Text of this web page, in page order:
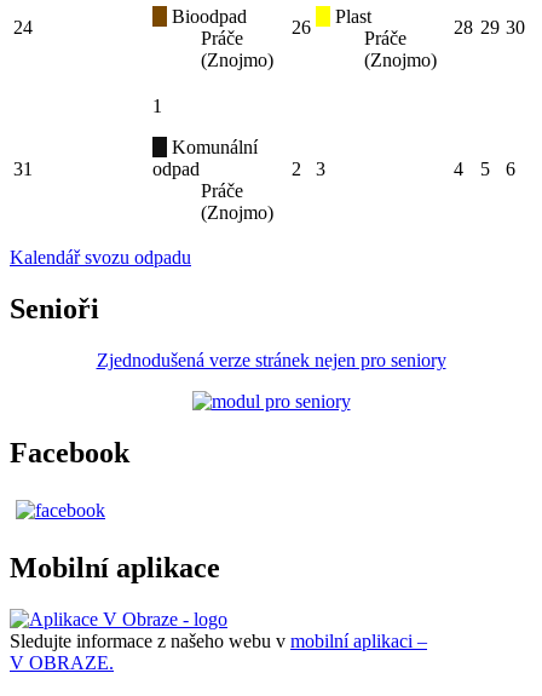
24
Bioodpad
Práče
(Znojmo)
26
Plast
Práče
(Znojmo)
28 29 30
31
1
Komunální
odpad
Práče
(Znojmo)
2 3 4 5 6
Kalendář svozu odpadu
Senioři
Zjednodušená verze stránek nejen pro seniory
Facebook
Mobilní aplikace
Sledujte informace z našeho webu v mobilní aplikaci –
V OBRAZE.